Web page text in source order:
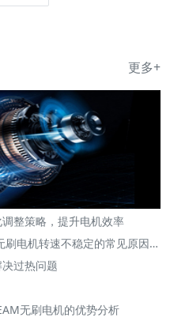
更多+
整策略，提升电机效率
电机转速不稳定的常见原因及
过热问题
无刷电机的优势分析